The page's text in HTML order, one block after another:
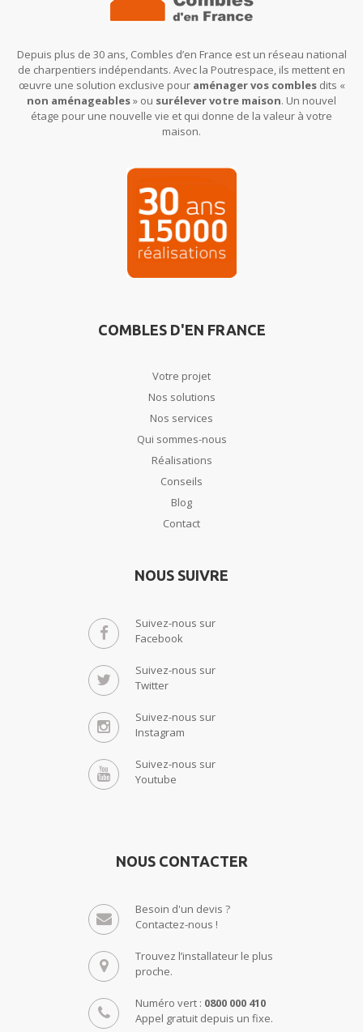
Depuis plus de 30 ans, Combles d’en France est un réseau national
de charpentiers indépendants. Avec la Poutrespace, ils mettent en
œuvre une solution exclusive pour aménager vos comblesdits «
non aménageables» ou surélever votre maison. Un nouvel
étage pour une nouvelle vie et qui donne de la valeur à votre
maison.
COMBLES D'EN FRANCE
Votre projet
Nos solutions
Nos services
Qui sommes-nous
Réalisations
Conseils
Blog
Contact
NOUS SUIVRE
Suivez-nous sur
Facebook
Suivez-nous sur
Twitter
Suivez-nous sur
Instagram
Suivez-nous sur
Youtube
NOUS CONTACTER
Besoin d'un devis ?
Contactez-nous !
Trouvez l’installateur le plus
proche.
Numéro vert : 0800 000 410
Appel gratuit depuis un fixe.